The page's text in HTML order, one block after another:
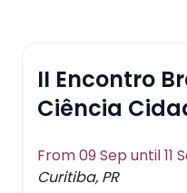
II Encontro
Ciência
From 09 Sep until 11
Curitiba, PR